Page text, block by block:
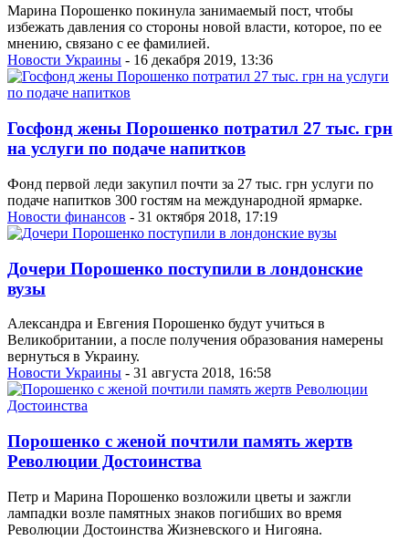
Марина Порошенко покинула занимаемый пост, чтобы
избежать давления со стороны новой власти, которое, по ее
мнению, связано с ее фамилией.
Новости Украины - 16 декабря 2019, 13:36
Госфонд жены Порошенко потратил 27 тыс. грн
на услуги по подаче напитков
Фонд первой леди закупил почти за 27 тыс. грн услуги по
подаче напитков 300 гостям на международной ярмарке.
Новости финансов - 31 октября 2018, 17:19
Дочери Порошенко поступили в лондонские
вузы
Александра и Евгения Порошенко будут учиться в
Великобритании, а после получения образования намерены
вернуться в Украину.
Новости Украины - 31 августа 2018, 16:58
Порошенко с женой почтили память жертв
Революции Достоинства
Петр и Марина Порошенко возложили цветы и зажгли
лампадки возле памятных знаков погибших во время
Революции Достоинства Жизневского и Нигояна.